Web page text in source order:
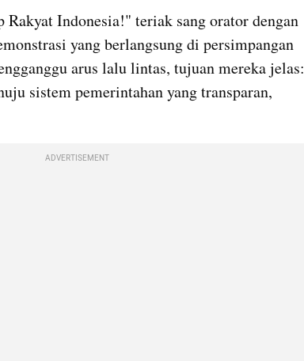
Indonesia!" teriak sang orator dengan
yang berlangsung di persimpangan
arus lalu lintas, tujuan mereka jelas:
sistem pemerintahan yang transparan,
ADVERTISEMENT